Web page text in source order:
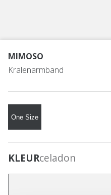
MIMOSO
Kralenarmband
One Size
KLEURceladon